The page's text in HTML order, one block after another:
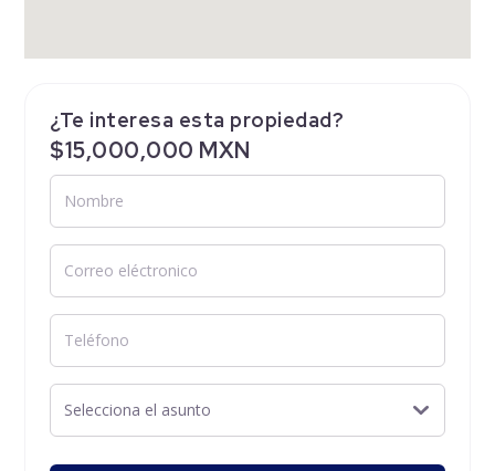
¿Te interesa esta propiedad?
$15,000,000 MXN